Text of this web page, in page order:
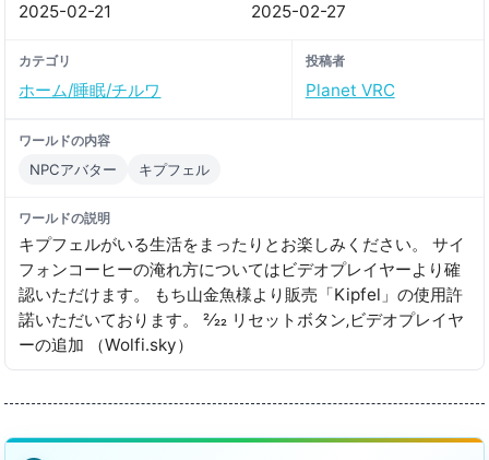
2025-02-21 2025-02-27
カテゴリ
ホーム/睡眠/チルワ
投稿者
Planet VRC
ワールドの内容
NPCアバター キプフェル
ワールドの説明
キプフェルがいる生活をまったりとお楽しみください。 サイ
フォンコーヒーの淹れ方についてはビデオプレイヤーより確
認いただけます。 もち山金魚様より販売「Kipfel」の使用許
諾いただいております。 2⁄22 リセットボタン‚ビデオプレイヤ
ーの追加 （Wolfi․sky）